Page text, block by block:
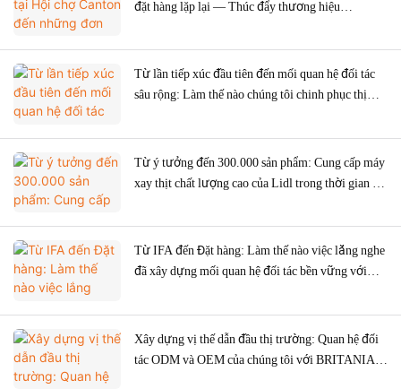
đặt hàng lặp lại — Thúc đẩy thương hiệu
hàng OEM
Từ lần tiếp xúc đầu tiên đến mối quan hệ đối tác
sâu rộng: Làm thế nào chúng tôi chinh phục thị
chỉ trong một năm
Từ ý tưởng đến 300.000 sản phẩm: Cung cấp máy
xay thịt chất lượng cao của Lidl trong thời gian kỷ
Từ IFA đến Đặt hàng: Làm thế nào việc lắng nghe
đã xây dựng mối quan hệ đối tác bền vững với
Xây dựng vị thế dẫn đầu thị trường: Quan hệ đối
tác ODM và OEM của chúng tôi với BRITANIA